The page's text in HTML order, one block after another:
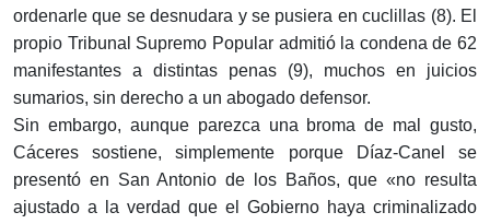
ordenarle que se desnudara y se pusiera en cuclillas (8). El
propio Tribunal Supremo Popular admitió la condena de 62
manifestantes a distintas penas (9), muchos en juicios
sumarios, sin derecho a un abogado defensor.
Sin embargo, aunque parezca una broma de mal gusto,
Cáceres sostiene, simplemente porque Díaz-Canel se
presentó en San Antonio de los Baños, que «no resulta
ajustado a la verdad que el Gobierno haya criminalizado